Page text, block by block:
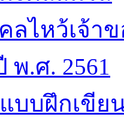
ลไหว้เจ้า
พ.ศ. 2561
บบฝึกเขีย